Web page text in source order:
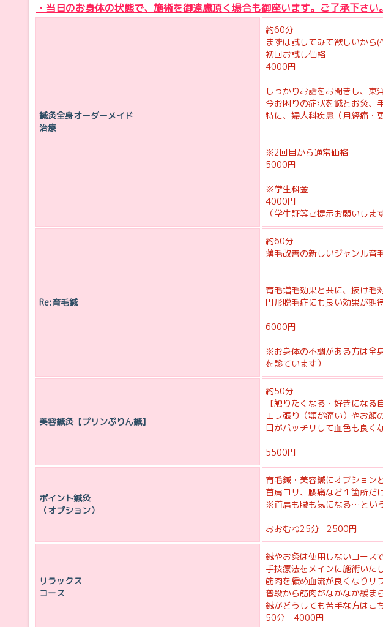
・当日のお身体の状態で、施術を御遠慮頂く場合も御座います。ご了承下さい。
鍼灸全身オーダーメイド
治療
約60分
まずは試してみて欲しいから
初回お試し価格
4000円
しっかりお話をお聞きし、東
今お困りの症状を鍼とお灸、
特に、婦人科疾患（月経痛・
※2回目から通常価格
5000円
※学生料金
4000円
（学生証等ご提示お願いしま
Re:育毛鍼
約60分
薄毛改善の新しいジャンル育
育毛増毛効果と共に、抜け毛
円形脱毛症にも良い効果が期
6000円
※お身体の不調がある方は全
を診ています）
美容鍼灸【プリンぷりん鍼】
約50分
【触りたくなる・好きにな
エラ張り（顎が痛い）やお顔
目がパッチリして血色も良く
5500円
ポイント鍼灸
（オプション）
育毛鍼・美容鍼にオプション
首肩コリ、腰痛など１箇所だ
※首肩も腰も気になる…とい
おおむね25分 2500円
リラックス
コース
鍼やお灸は使用しないコースで
手技療法をメインに施術いた
筋肉を緩め血流が良くなりリ
普段から筋肉がなかなか緩ま
鍼がどうしても苦手な方はこ
50分 4000円